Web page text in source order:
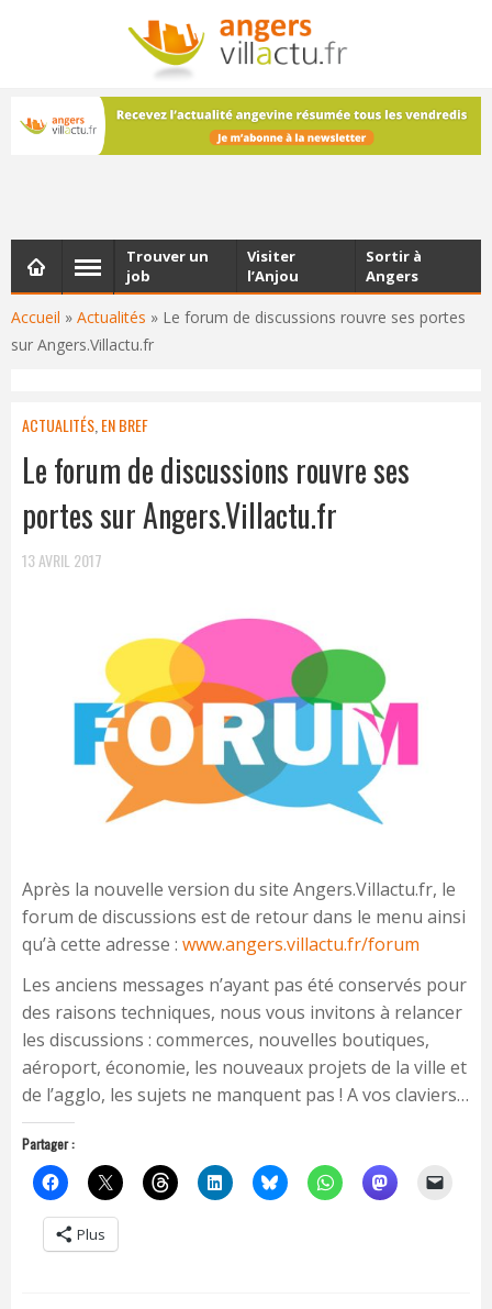
NEWSLETTER
Les dernières actualités d'Angers, chaque vendredi dans
votre boîte e-mail
Accueil » Actualités » Le forum de discussions rouvre ses portes
sur Angers.Villactu.fr
Trouver un
job
Visiter
l’Anjou
Sortir à
Angers
ACTUALITÉS EN BREF
Le forum de discussions rouvre ses
portes sur Angers.Villactu.fr
13 AVRIL 2017
Après la nouvelle version du site Angers.Villactu.fr, le
forum de discussions est de retour dans le menu ainsi
qu’à cette adresse : www.angers.villactu.fr/forum
Les anciens messages n’ayant pas été conservés pour
des raisons techniques, nous vous invitons à relancer
les discussions : commerces, nouvelles boutiques,
aéroport, économie, les nouveaux projets de la ville et
de l’agglo, les sujets ne manquent pas ! A vos claviers…
Partager :
Plus